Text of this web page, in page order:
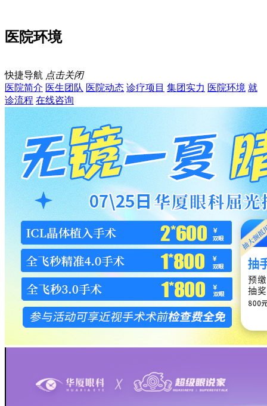
医院环境
快捷导航 点击关闭
医院简介 医生团队 医院动态 诊疗项目 集团实力 医院环境 就
诊流程 在线咨询